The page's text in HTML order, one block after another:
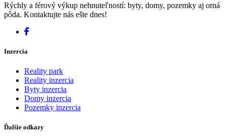
Rýchly a férový výkup nehnuteľností: byty, domy, pozemky aj orná
pôda. Kontaktujte nás ešte dnes!
Inzercia
Reality park
Reality inzercia
Byty inzercia
Domy inzercia
Pozemky inzercia
Ďalšie odkazy